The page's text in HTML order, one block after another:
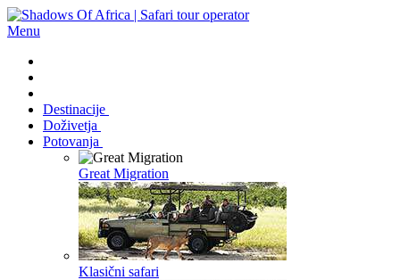
Menu
Destinacije
Doživetja
Potovanja
Great Migration
Klasični safari